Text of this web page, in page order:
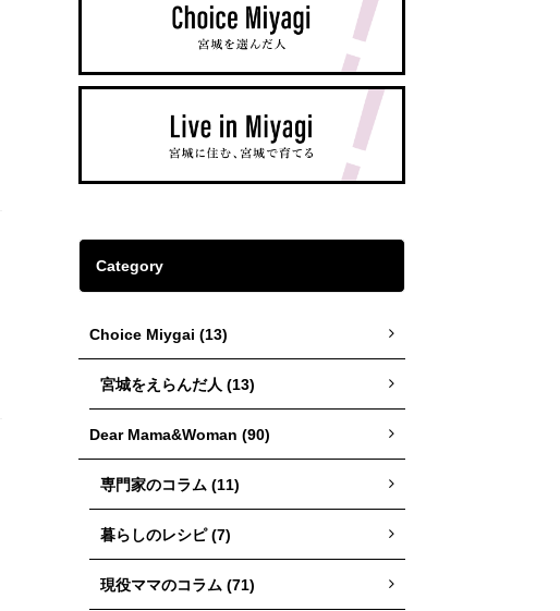
Category
Choice Miygai (13)
宮城をえらんだ人 (13)
Dear Mama&Woman (90)
専門家のコラム (11)
暮らしのレシピ (7)
現役ママのコラム (71)